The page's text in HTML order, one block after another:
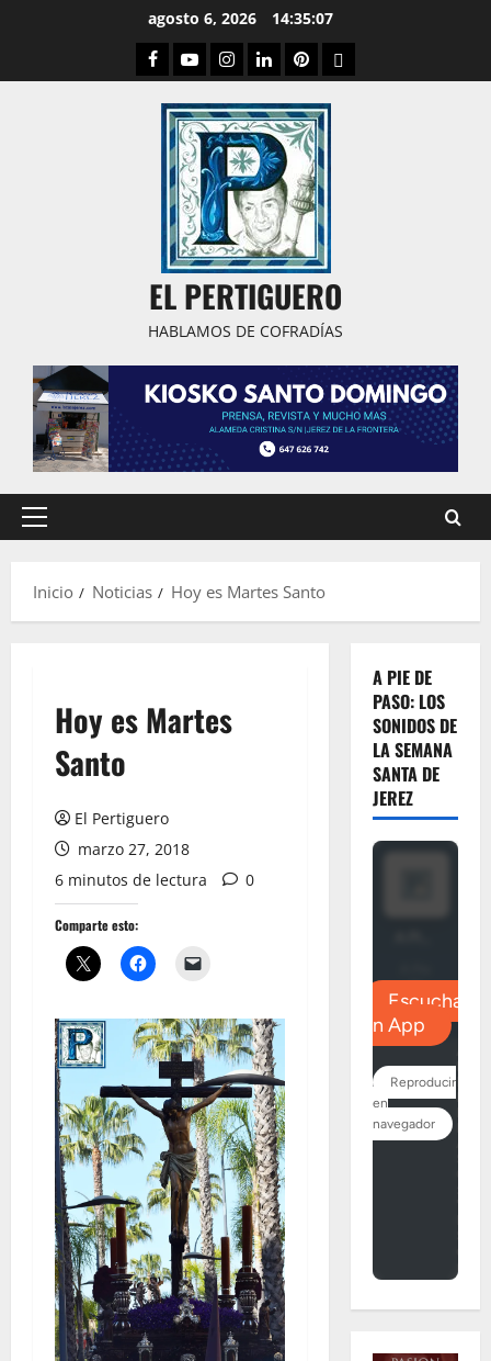
agosto 6, 2026 14:35:08
Facebook
YoutubeInstagram
LinkedPinterestDribbble
EL PERTIGUERO
HABLAMOS DE COFRADÍAS
Menú
Inicio
Noticias Hoy es Martes Santo
Hoy es Martes
Santo
El Pertiguero
marzo 27, 2018
6 minutos de lectura
0
Comparte esto:
A PIE DE
PASO: LOS
SONIDOS DE
LA SEMANA
SANTA DE
JEREZ